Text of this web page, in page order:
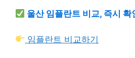
울산 임플란트 비교, 즉시 확
임플란트 비교하기